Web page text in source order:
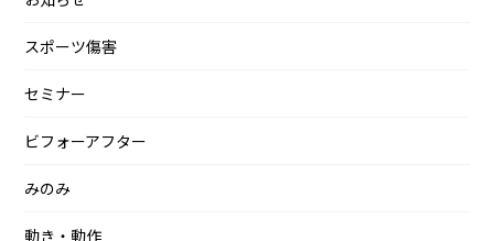
スポーツ傷害
セミナー
ビフォーアフター
みのみ
動き・動作